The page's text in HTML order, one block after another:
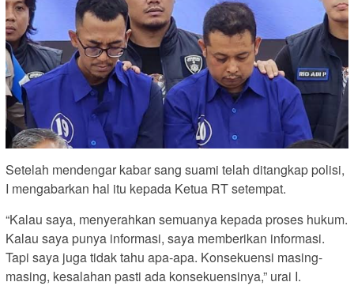
Setelah mendengar kabar sang suami telah ditangkap polisi,
I mengabarkan hal itu kepada Ketua RT setempat.
“Kalau saya, menyerahkan semuanya kepada proses hukum.
Kalau saya punya informasi, saya memberikan informasi.
Tapi saya juga tidak tahu apa-apa. Konsekuensi masing-
masing, kesalahan pasti ada konsekuensinya,” urai I.